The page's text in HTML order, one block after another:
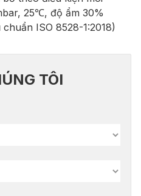
25℃, độ ẩm 30%
ISO 8528-1:2018)
TÔI